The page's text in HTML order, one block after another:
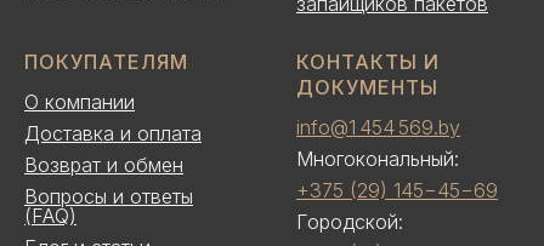
ПОКУПАТЕЛЯМ
О компании
Доставка и оплата
Возврат и обмен
Вопросы и ответы
(FAQ)
КОНТАКТЫ И
ДОКУМЕНТЫ
info@1 454 569.by
Многокональный:
+375 (29) 145−45−69
Городской: